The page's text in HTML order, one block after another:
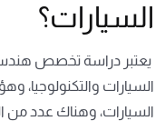
السيارات؟
يعتبر دراسة تخصص هندسة
السيارات والتكنولوجيا،
السيارات، وهناك عدد من